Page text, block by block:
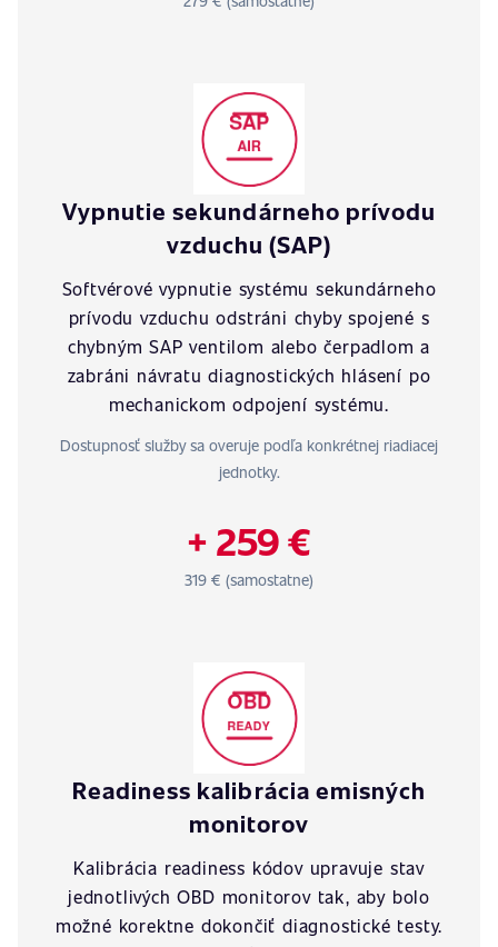
Vypnutie sekundárneho prívodu
vzduchu (SAP)
Softvérové vypnutie systému sekundárneho
prívodu vzduchu odstráni chyby spojené s
chybným SAP ventilom alebo čerpadlom a
zabráni návratu diagnostických hlásení po
mechanickom odpojení systému.
Dostupnosť služby sa overuje podľa konkrétnej riadiacej
jednotky.
+ 259 €
319 € (samostatne)
Readiness kalibrácia emisných
monitorov
Kalibrácia readiness kódov upravuje stav
jednotlivých OBD monitorov tak, aby bolo
možné korektne dokončiť diagnostické testy.